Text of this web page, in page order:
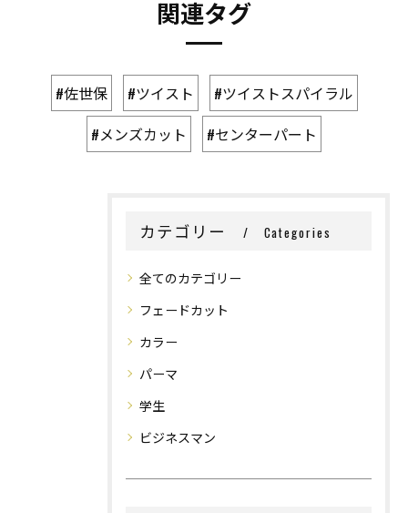
関連タグ
#佐世保 #ツイスト
#ツイストスパイラル
#メンズカット
#センターパート
カテゴリー Categories
全てのカテゴリー
フェードカット
カラー
パーマ
学生
ビジネスマン